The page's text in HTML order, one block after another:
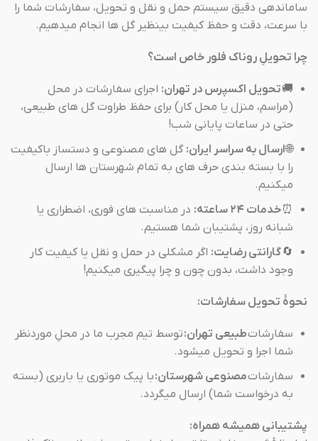
ساماندهی دقیق سیستم حمل و نقل و تحویل، سفارشات شما را
با سرعت، دقت و حفظ کیفیت بینظیر گل ها انجام میدهیم.
چرا تحویلِ روناک فلور خاص است؟
🚚تحویل اکسپرس در تهران: اجرای سفارشات در محل
(مراسم، منزل یا محل کار) برای حفظ طراوت گل های طبیعی،
حتی در ساعات پایانی شب!
🌐ارسال به سراسر ایران: گل های مصنوعی و دستساز باکیفیت
را با بسته بندی حرف های به تمام شهرستان ها ارسال
میکنیم.
⏰خدمات ۲۴ ساعته:
در مناسبت های فوری، اضطراری یا
شبانه روز، پشتیبان شما هستیم.
🔄گارانتی رضایت: اگر مشکلی در حمل و نقل یا کیفیت کار
وجود داشت، بدون چون و چرا پیگیری میکنیم!
نحوهٔ تحویل سفارشات:
سفارشاتطبیعی تهران:توسط تیم مجرب ما در محلِ موردنظر
شما اجرا و تحویل میشود.
سفارشاتمصنوعی شهرستان:با پیک موتوری یا باربری (بسته
به درخواست شما) ارسال میگردد.
پشتیبانی همیشه همراه: